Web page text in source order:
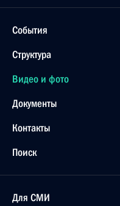
События
Структура
Видео и фото
Документы
Контакты
Поиск
Для СМИ